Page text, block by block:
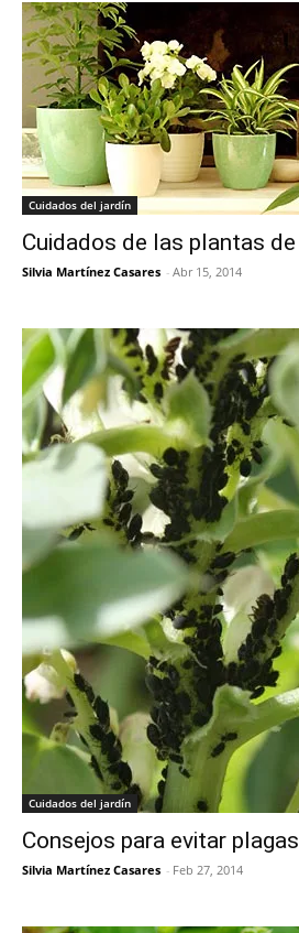
Cuidados del jardín
Cuidados de las plantas
Silvia Martínez Casares - Abr 15, 2014
Cuidados del jardín
Consejos para evitar plagas
Silvia Martínez Casares - Feb 27, 2014